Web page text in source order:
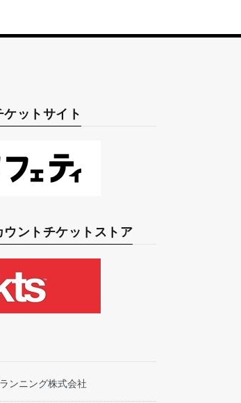
ットサイト
ントチケットストア
ンニング株式会社